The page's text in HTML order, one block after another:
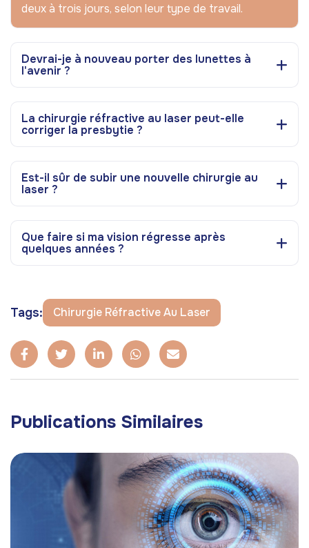
deux à trois jours, selon leur type de travail.
Devrai-je à nouveau porter des lunettes à
l'avenir ?
La chirurgie réfractive au laser peut-elle
corriger la presbytie ?
Est-il sûr de subir une nouvelle chirurgie au
laser ?
Que faire si ma vision régresse après
quelques années ?
Tags: Chirurgie Réfractive Au Laser
Publications Similaires